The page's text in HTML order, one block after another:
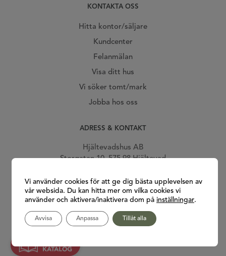
KONTAKTA OSS
Hitta kontor/säljare
Kundcenter
Felanmälan
Visa ditt hus
Vi söker tomt/mark
Jobba hos oss
ADRESS & KONTAKT
Hjältevadshus AB
Storgatan 10, 575 98 Hjältevad
Telefon: 0381-239 00
E-post:info@hjaltevadshus.se
Gå till vår facebook
Gå till vår Instagram
Gå till vår Youtube
Gå till vår Pinterest
Vi använder cookies för att ge dig bästa upplevelsen av
vår websida. Du kan hitta mer om vilka cookies vi
använder och aktivera/inaktivera dom på inställningar.
Tillåt alla
Avvisa Anpassa